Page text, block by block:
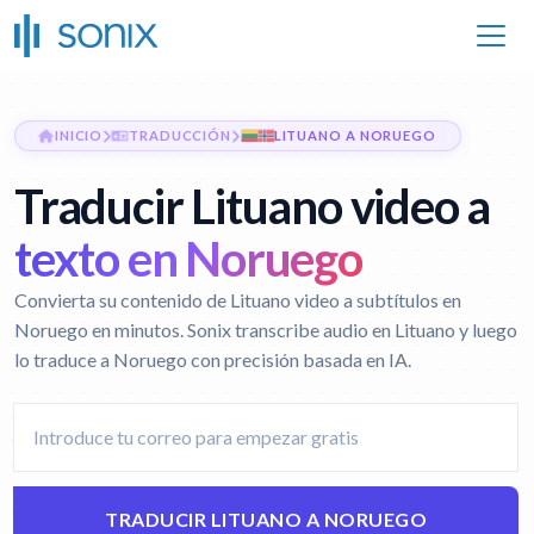
INICIO TRADUCCIÓN LITUANO A NORUEGO
Traducir Lituano video a
texto en Noruego
Convierta su contenido de Lituano video a subtítulos en
Noruego en minutos. Sonix transcribe audio en Lituano y luego
lo traduce a Noruego con precisión basada en IA.
TRADUCIR LITUANO A NORUEGO